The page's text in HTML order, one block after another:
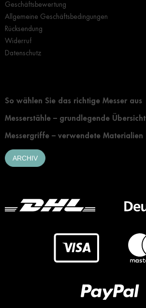
Geschäftsbewertung
Allgemeine Geschäftsbedingungen
Rücksendung
Widerruf
Datenschutz
So wählen Sie das richtige Messer aus
Messerstähle – grundlegende Übersicht
Messergriffe – verwendete Materialien
ARCHIV